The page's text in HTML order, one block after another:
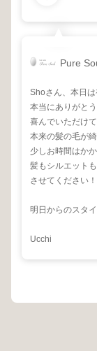
Pure
Shoさん、本日は
本当にありがと
喜んでいただけ
本来の髪の毛が
少しお時間はか
髪もシルエット
させてください！
明日からのスタ
Ucchi